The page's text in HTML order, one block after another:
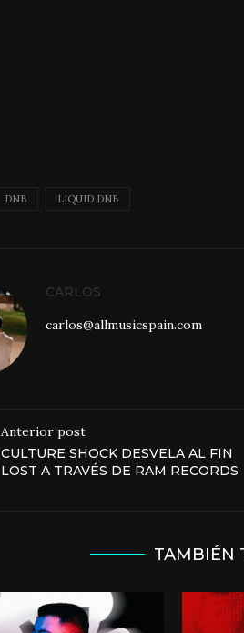
DNB LIQUID DNB
CARLOS
carlos@allmusicspain.com
Anterior post
CULTURE SHOCK DESVELA AL FIN
LOST A TRAVÉS DE RAM RECORDS
TAMBIÉN